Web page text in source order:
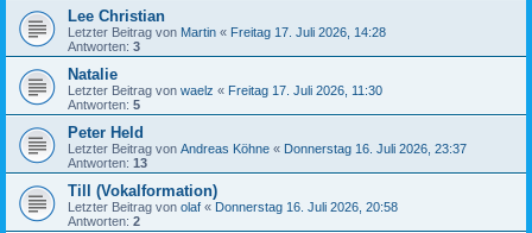
Lee Christian
Letzter Beitrag von Martin « Freitag 17. Juli 2026, 14:28
Antworten: 3
Natalie
Letzter Beitrag von waelz « Freitag 17. Juli 2026, 11:30
Antworten: 5
Peter Held
Letzter Beitrag von Andreas Köhne « Donnerstag 16. Juli 2026, 23:37
Antworten: 13
Till (Vokalformation)
Letzter Beitrag von olaf « Donnerstag 16. Juli 2026, 20:58
Antworten: 2